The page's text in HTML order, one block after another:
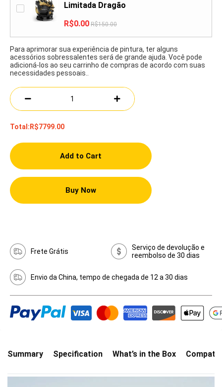
Limitada Dragão
R$0.00 R$150.00
Para aprimorar sua experiência de pintura, ter alguns
acessórios sobressalentes será de grande ajuda. Você pode
adicioná-los ao seu carrinho de compras de acordo com suas
necessidades pessoais..
Total: R$7799.00
Add to Cart
Buy Now
Frete Grátis
Serviço de devolução e
reembolso de 30 dias
Envio da China, tempo de chegada de 12 a 30 dias
Summary Specification What’s in the Box